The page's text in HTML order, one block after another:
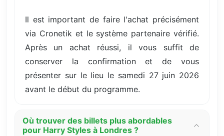
Il est important de faire l'achat précisément
via Cronetik et le système partenaire vérifié.
Après un achat réussi, il vous suffit de
conserver la confirmation et de vous
présenter sur le lieu le samedi 27 juin 2026
avant le début du programme.
Où trouver des billets plus abordables
pour Harry Styles à Londres ?